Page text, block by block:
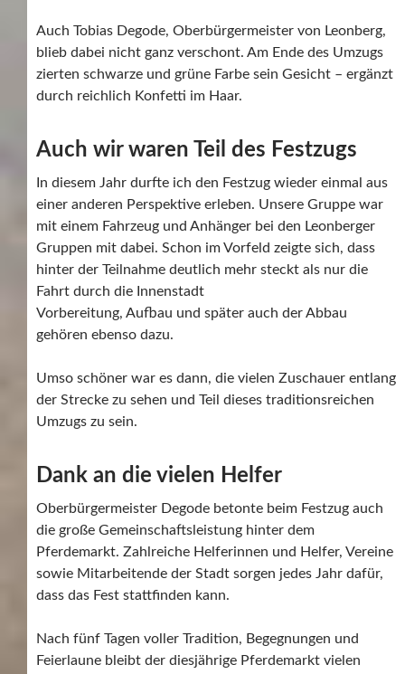
Auch Tobias Degode, Oberbürgermeister von Leonberg,
blieb dabei nicht ganz verschont. Am Ende des Umzugs
zierten schwarze und grüne Farbe sein Gesicht – ergänzt
durch reichlich Konfetti im Haar.
Auch wir waren Teil des Festzugs
In diesem Jahr durfte ich den Festzug wieder einmal aus
einer anderen Perspektive erleben. Unsere Gruppe war
mit einem Fahrzeug und Anhänger bei den Leonberger
Gruppen mit dabei. Schon im Vorfeld zeigte sich, dass
hinter der Teilnahme deutlich mehr steckt als nur die
Fahrt durch die Innenstadt
Vorbereitung, Aufbau und später auch der Abbau
gehören ebenso dazu.
Umso schöner war es dann, die vielen Zuschauer entlang
der Strecke zu sehen und Teil dieses traditionsreichen
Umzugs zu sein.
Dank an die vielen Helfer
Oberbürgermeister Degode betonte beim Festzug auch
die große Gemeinschaftsleistung hinter dem
Pferdemarkt. Zahlreiche Helferinnen und Helfer, Vereine
sowie Mitarbeitende der Stadt sorgen jedes Jahr dafür,
dass das Fest stattfinden kann.
Nach fünf Tagen voller Tradition, Begegnungen und
Feierlaune bleibt der diesjährige Pferdemarkt vielen